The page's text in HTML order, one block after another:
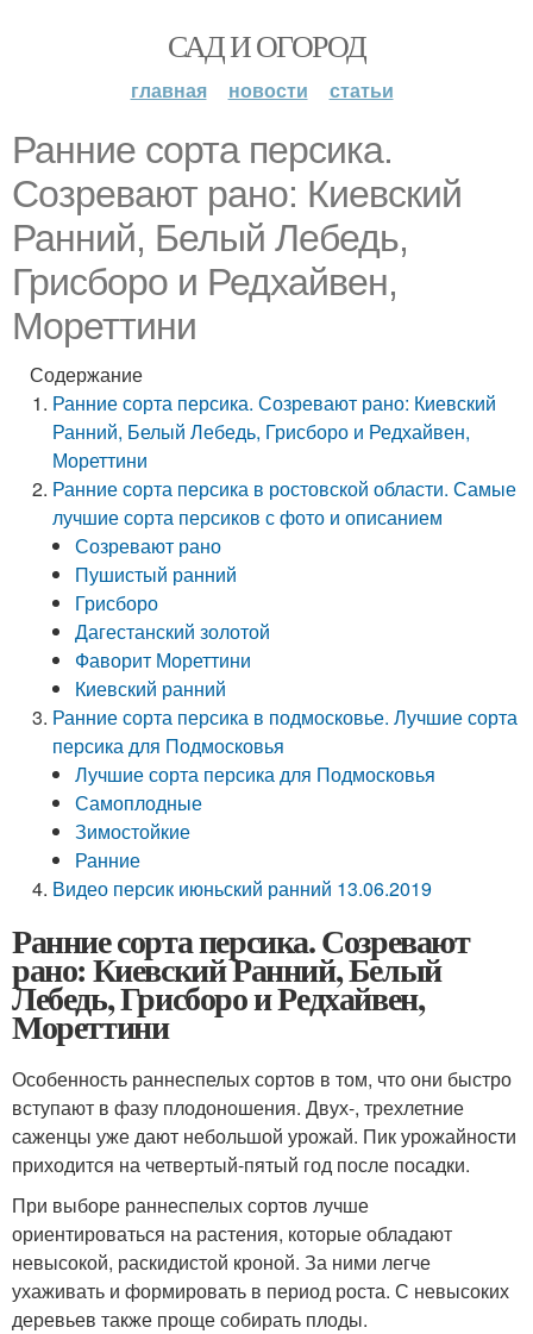
САД И ОГОРОД
главная новости статьи
Ранние сорта персика.
Созревают рано: Киевский
Ранний, Белый Лебедь,
Грисборо и Редхайвен,
Мореттини
Содержание
Ранние сорта персика. Созревают рано: Киевский
Ранний, Белый Лебедь, Грисборо и Редхайвен,
Мореттини
Ранние сорта персика в ростовской области. Самые
лучшие сорта персиков с фото и описанием
Созревают рано
Пушистый ранний
Грисборо
Дагестанский золотой
Фаворит Мореттини
Киевский ранний
Ранние сорта персика в подмосковье. Лучшие сорта
персика для Подмосковья
Лучшие сорта персика для Подмосковья
Самоплодные
Зимостойкие
Ранние
Видео персик июньский ранний 13.06.2019
Ранние сорта персика. Созревают
рано: Киевский Ранний, Белый
Лебедь, Грисборо и Редхайвен,
Мореттини
Особенность раннеспелых сортов в том, что они быстро
вступают в фазу плодоношения. Двух-, трехлетние
саженцы уже дают небольшой урожай. Пик урожайности
приходится на четвертый-пятый год после посадки.
При выборе раннеспелых сортов лучше
ориентироваться на растения, которые обладают
невысокой, раскидистой кроной. За ними легче
ухаживать и формировать в период роста. С невысоких
деревьев также проще собирать плоды.